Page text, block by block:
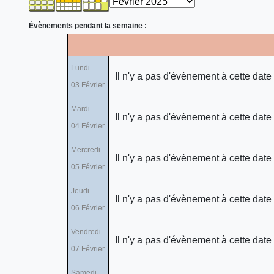
Évènements pendant la semaine :
Lundi
03 Février
Il n'y a pas d'évènement à cette date
Mardi
04 Février
Il n'y a pas d'évènement à cette date
Mercredi
05 Février
Il n'y a pas d'évènement à cette date
Jeudi
06 Février
Il n'y a pas d'évènement à cette date
Vendredi
07 Février
Il n'y a pas d'évènement à cette date